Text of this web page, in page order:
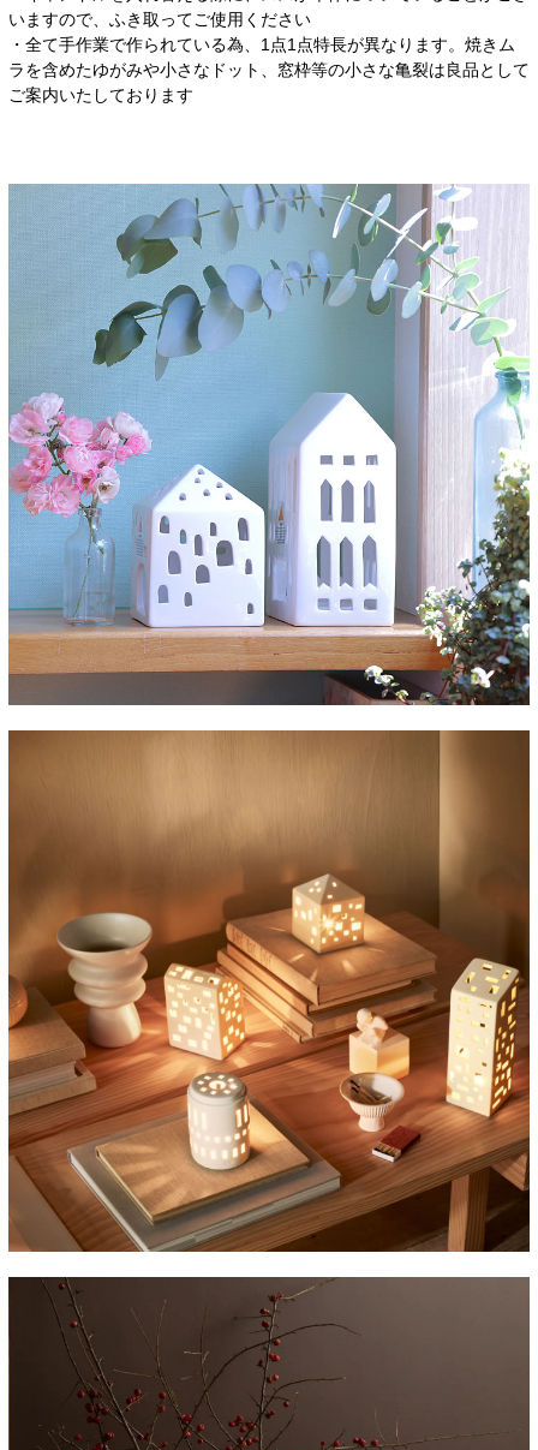
いますので、ふき取ってご使用ください
・全て手作業で作られている為、1点1点特長が異なります。焼きム
ラを含めたゆがみや小さなドット、窓枠等の小さな亀裂は良品として
ご案内いたしております